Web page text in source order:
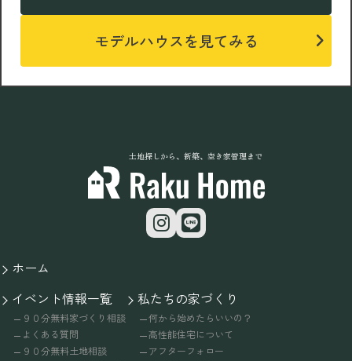
モデルハウスを見てみる
土地探しから、新築、空き家管理まで
ホーム
イベント情報一覧
９０分無料家づくり相談
よくある質問
９０分無料土地相談
私たちの家づくり
何から始めたらいいの？
高性能住宅について
アフターフォロー